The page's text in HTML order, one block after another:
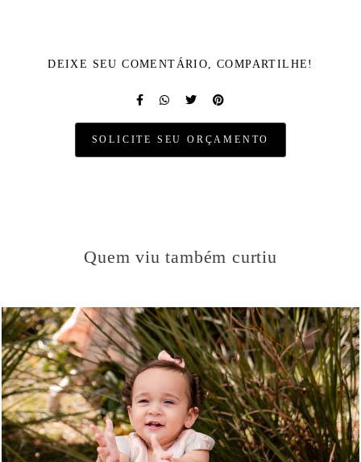
DEIXE SEU COMENTÁRIO, COMPARTILHE!
SOLICITE SEU ORÇAMENTO
Quem viu também curtiu